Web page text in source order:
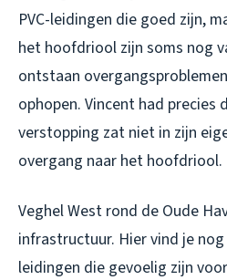
PVC-leidingen die goed zijn,
het hoofdriool zijn soms nog
ontstaan
ophopen. Vincent had precies
verstopping zat niet in zijn
overgang naar het hoofdriool.
Veghel West rond de Oude
infrastructuur. Hier vind je
leidingen die gevoelig zijn